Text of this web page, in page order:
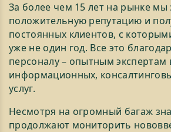
За более чем 15 лет на рынке мы
положительную репутацию и
постоянных клиентов, с
уже не один год. Все это
персоналу – опытным экспертам
информационных,
услуг.
Несмотря на огромный багаж
продолжают мониторить